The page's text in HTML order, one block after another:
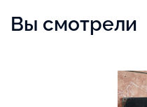
Вы смотрели